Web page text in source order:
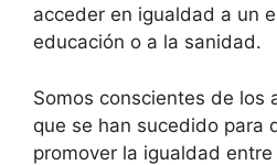
acceder en igualdad a un
educación o a la sanidad.
Somos conscientes de los
que se han sucedido para
promover la igualdad